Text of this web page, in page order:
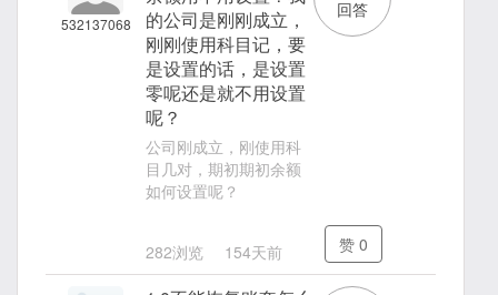
532137068
的公司是刚刚成立，
刚刚使用科目记，要
是设置的话，是设置
零呢还是就不用设置
呢？
公司刚成立，刚使用科
目几对，期初期初余额
如何设置呢？
282浏览 154天前
回答
赞 0